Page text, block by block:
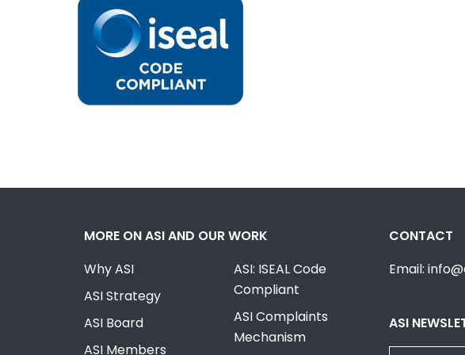
MORE ON ASI AND OUR WORK
Why ASI
ASI Strategy
ASI Board
ASI Members
ASI: ISEAL Code
Compliant
ASI Complaints
Mechanism
CONTACT
Email:
ASI